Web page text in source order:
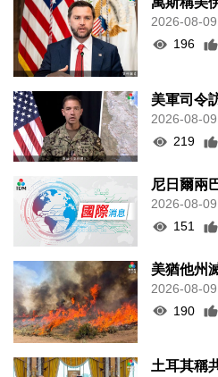
2026-08-
196
美軍司令
2026-08-
219
尼日爾兩
2026-08-
151
美猶他州
2026-08-
190
土耳其稱